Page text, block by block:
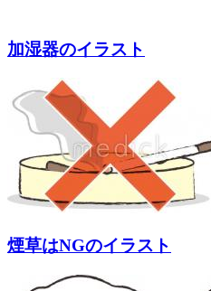
加湿器のイラスト
煙草はNGのイラスト